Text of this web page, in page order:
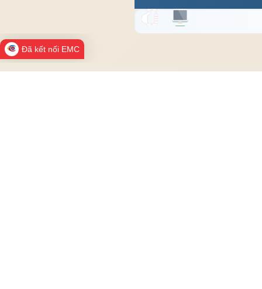
Đã kết nối EMC